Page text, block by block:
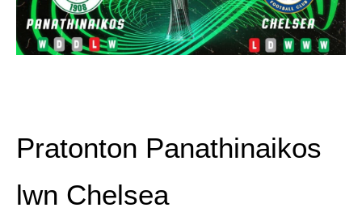
Pratonton Panathinaikos
lwn Chelsea